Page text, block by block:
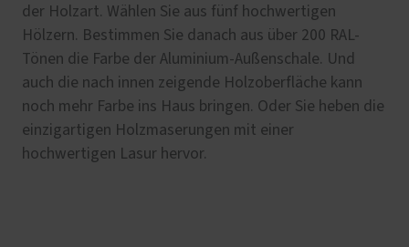
der Holzart. Wählen Sie aus fünf hochwertigen
Hölzern. Bestimmen Sie danach aus über 200 RAL-
Tönen die Farbe der Aluminium-Außenschale. Und
auch die nach innen zeigende Holzoberfläche kann
noch mehr Farbe ins Haus bringen. Oder Sie heben die
einzigartigen Holzmaserungen mit einer
hochwertigen Lasur hervor.